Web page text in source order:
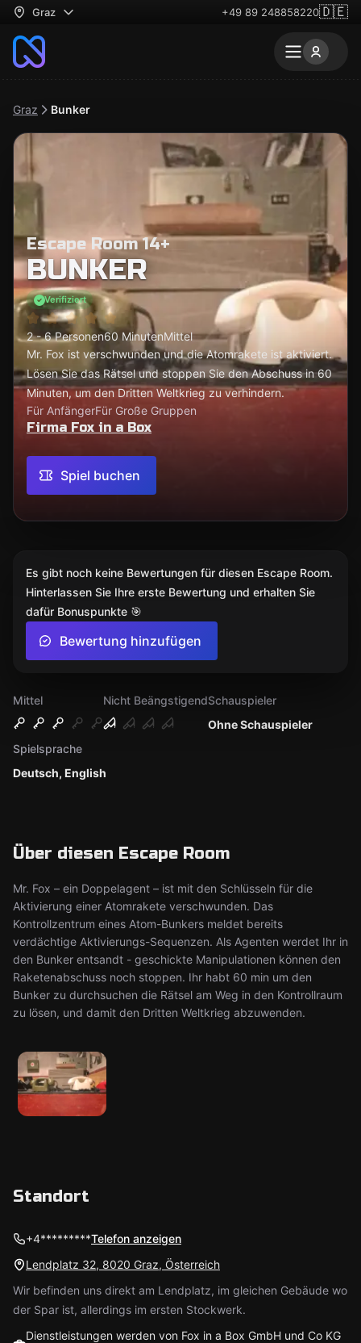
Graz +49 89 248858220🇩🇪
Graz Bunker
Escape Room 14+
BUNKER
Verifiziert
2 - 6 Personen60 MinutenMittel
Mr. Fox ist verschwunden und die Atomrakete ist aktiviert.
Lösen Sie das Rätsel und stoppen Sie den Abschuss in 60
Minuten, um den Dritten Weltkrieg zu verhindern.
Für AnfängerFür Große Gruppen
Firma Fox in a Box
Spiel buchen
Mittel
Nicht Beängstigend
Ohne Schauspieler
Schauspieler
Deutsch, English
Spielsprache
Über diesen Escape Room
Mr. Fox – ein Doppelagent – ist mit den Schlüsseln für die
Aktivierung einer Atomrakete verschwunden. Das
Kontrollzentrum eines Atom-Bunkers meldet bereits
verdächtige Aktivierungs-Sequenzen. Als Agenten werdet Ihr in
den Bunker entsandt - geschickte Manipulationen können den
Raketenabschuss noch stoppen. Ihr habt 60 min um den
Bunker zu durchsuchen die Rätsel am Weg in den Kontrollraum
zu lösen, und damit den Dritten Weltkrieg abzuwenden.
Es gibt noch keine Bewertungen für diesen Escape Room.
Hinterlassen Sie Ihre erste Bewertung und erhalten Sie
dafür Bonuspunkte 🎯
Bewertung hinzufügen
Standort
+4*********Telefon anzeigen
Lendplatz 32, 8020 Graz, Österreich
Wir befinden uns direkt am Lendplatz, im gleichen Gebäude wo
der Spar ist, allerdings im ersten Stockwerk.
Dienstleistungen werden von Fox in a Box GmbH und Co KG